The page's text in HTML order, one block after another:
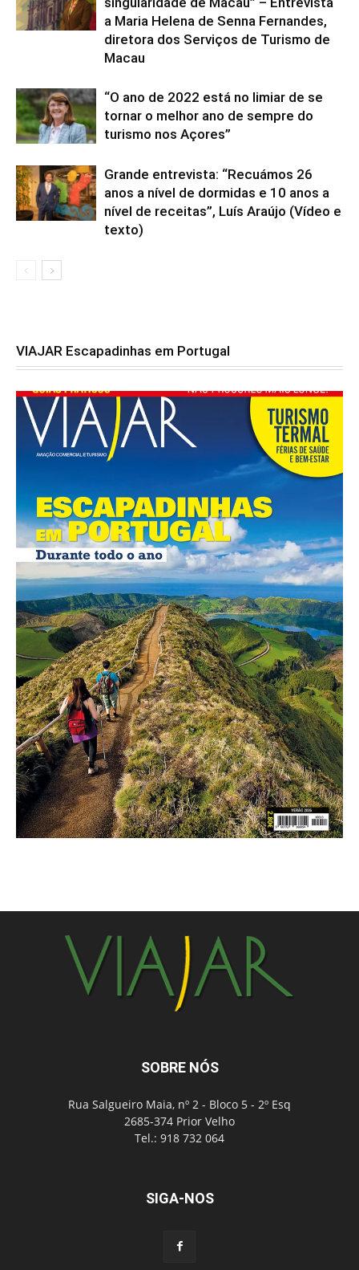
a Maria Helena de Senna Fernandes,
diretora dos Serviços de Turismo de
Macau
“O ano de 2022 está no limiar de se
tornar o melhor ano de sempre do
turismo nos Açores”
Grande entrevista: “Recuámos 26
anos a nível de dormidas e 10 anos a
nível de receitas”, Luís Araújo (Vídeo e
texto)
VIAJAR Escapadinhas em Portugal
SOBRE NÓS
Rua Salgueiro Maia, nº 2 - Bloco 5 - 2º Esq
2685-374 Prior Velho
Tel.: 918 732 064
SIGA-NOS